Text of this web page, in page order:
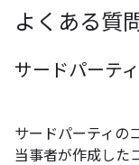
よくある質
サードパーテ
サードパーティの
当事者が作成した